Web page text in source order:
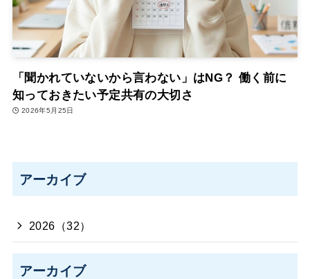
「聞かれていないから言わない」はNG？ 働く前に
知っておきたい予定共有の大切さ
2026年5月25日
アーカイブ
2026（32）
アーカイブ